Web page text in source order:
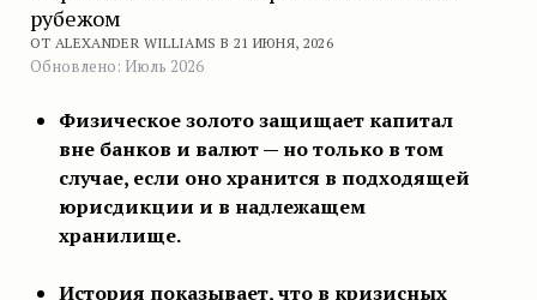
рубежом
ОТ ALEXANDER WILLIAMS В 21 ИЮНЯ, 2026
Обновлено: Июль 2026
Физическое золото защищает капитал
вне банков и валют — но только в том
случае, если оно хранится в подходящей
юрисдикции и в надлежащем
хранилище.
История показывает, что в кризисных